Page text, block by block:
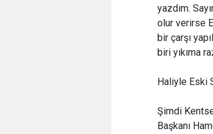
yazdım.
olur verirse
bir çarşı
biri yıkıma
Haliyle Eski
Şimdi
Başkanı